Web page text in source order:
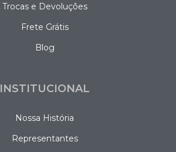
Trocas e Devoluções
Frete Grátis
Blog
INSTITUCIONAL
Nossa História
Representantes